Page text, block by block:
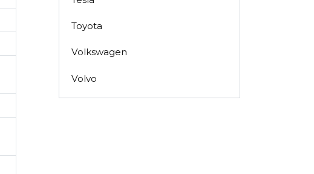
Toyota
Volkswagen
Volvo